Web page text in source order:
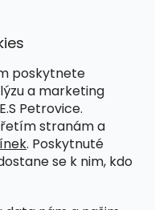
poskytnete
a marketing
Petrovice.
stranám a
. Poskytnuté
se k nim, kdo